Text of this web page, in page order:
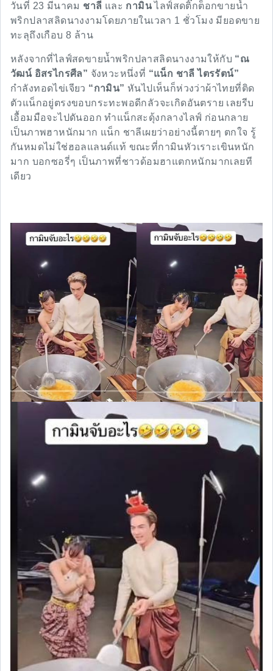
วันที่ 23 มีนาคม ชาลี และ กามินไลฟ์สดติ๊กต็อกขายน้ำ
พริกปลาสลิดนางงามโดยภายในเวลา 1 ชั่วโมง มียอดขาย
ทะลุถึงเกือบ 8 ล้าน
หลังจากที่ไลฟ์สดขายน้ำพริกปลาสลิดนางงามให้กับ “ณ
วัฒน์ อิสรไกรศีล” จังหวะหนึ่งที่ “แน็ก ชาลี ไตรรัตน์”
กำลังทอดไข่เจียว “กามิน” หันไปเห็นก็ห่วงว่าผ้าไทยที่ติด
ตัวแน็กอยู่ตรงขอบกระทะพอดีกลัวจะเกิดอันตราย เลยรีบ
เอื้อมมือจะไปดันออก ทำแน็กสะดุ้งกลางไลฟ์ ก่อนกลาย
เป็นภาพฮาหนักมาก แน็ก ชาลีเผยว่าอย่างนี้ตายๆ ตกใจ รู้
กันหมดไม่ใช่ฮอลแลนด์แท้ ขณะที่กามินหัวเราะเขินหนัก
มาก บอกซอรี่ๆ เป็นภาพที่ชาวด้อมฮาแตกหนักมากเลยที
เดียว